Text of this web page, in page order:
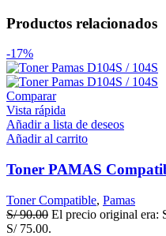
Productos relacionados
-17%
Comparar
Vista rápida
Añadir a lista de deseos
Añadir al carrito
Toner PAMAS
Toner Compatible, Pamas
S/90.00 El precio original era:
S/ 75.00.